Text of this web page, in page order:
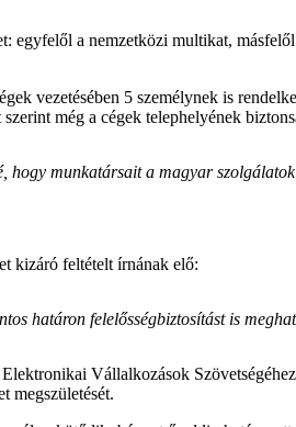
egyfelől a nemzetközi multikat,
vezetésében 5 személynek is
még a cégek telephelyének
hogy munkatársait a magyar
kizáró feltételt írnának elő:
határon felelősségbiztosítást is
Vállalkozások
megszületését.